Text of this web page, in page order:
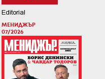
Editorial
МЕНИДЖЪР
07/2026